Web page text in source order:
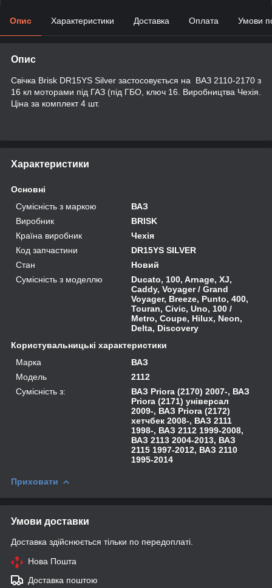
Опис Характеристики Доставка Оплата Умови
Опис
Свічка Brisk DR15YS Silver застосовується на ВАЗ 2110-2170 з
16 кл моторами під ГАЗ (під ГБО, ключ 16. Виробництва Чехія.
Ціна за комплект 4 шт.
Характеристики
Основні
Сумісність з маркою
ВАЗ
Виробник
BRISK
Країна виробник
Чехія
Код запчастини
DR15YS SILVER
Стан
Новий
Сумісність з моделлю
Ducato, 100, Arnage, XJ,
Caddy, Voyager / Grand
Voyager, Breeze, Punto, 400,
Touran, Civic, Uno, 100 /
Metro, Coupe, Hilux, Neon,
Delta, Discovery
Користувальницькі характеристики
Марка
ВАЗ
Модель
2112
Сумісність з:
ВАЗ Priora (2170) 2007-, ВАЗ
Priora (2171) універсал
2009-, ВАЗ Priora (2172)
хетчбек 2008-, ВАЗ 2111
1998-, ВАЗ 2112 1999-2008,
ВАЗ 2113 2004-2013, ВАЗ
2115 1997-2012, ВАЗ 2110
1995-2014
Приховати
Умови доставки
Доставка здійснюється тільки по передоплаті.
Нова Пошта
Доставка поштою